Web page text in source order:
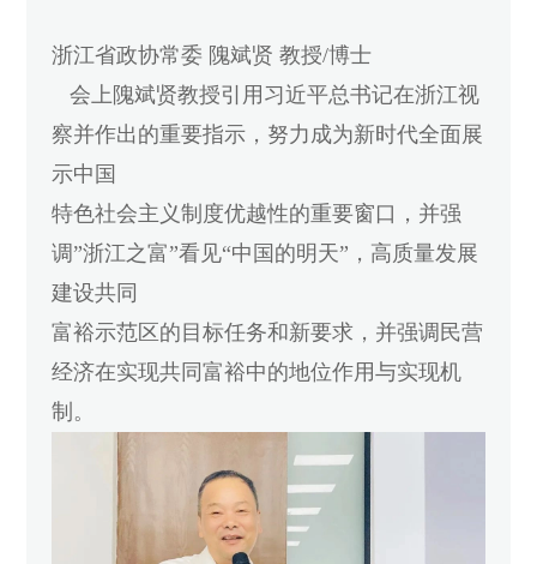
浙江省政协常委 隗斌贤 教授/博士
会上隗斌贤教授引用习近平总书记在浙江视
察并作出的重要指示，努力成为新时代全面展
示中国
特色社会主义制度优越性的重要窗口，并强
调”浙江之富”看见“中国的明天”，高质量发展
建设共同
富裕示范区的目标任务和新要求，并强调民营
经济在实现共同富裕中的地位作用与实现机
制 。